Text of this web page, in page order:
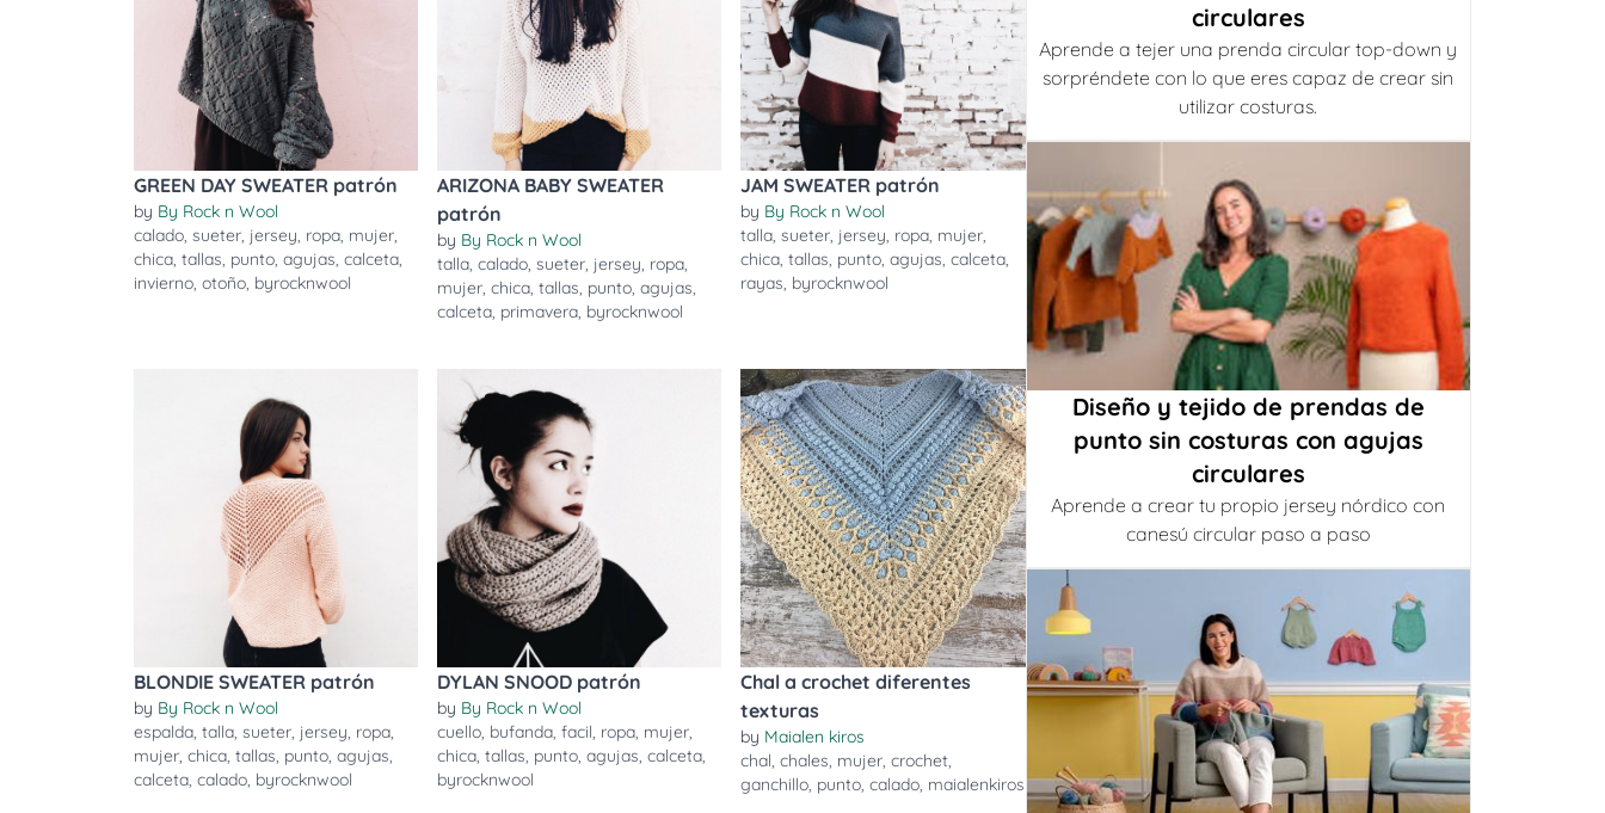
GREEN DAY SWEATER patrón
by By Rock n Wool
calado, sueter, jersey, ropa, mujer,
chica, tallas, punto, agujas, calceta,
invierno, otoño, byrocknwool
ARIZONA BABY SWEATER
patrón
by By Rock n Wool
talla,calado,sueter, jersey, ropa,
mujer,chica,tallas, punto,agujas,
calceta, primavera, byrocknwool
JAM SWEATER patrón
by By Rock n Wool
talla,sueter, jersey, ropa, mujer,
chica,tallas, punto,agujas,calceta,
rayas, byrocknwool
BLONDIE SWEATER patrón
by By Rock n Wool
espalda, talla, sueter, jersey, ropa,
mujer, chica, tallas, punto, agujas,
calceta, calado, byrocknwool
DYLAN SNOOD patrón
by By Rock n Wool
cuello, bufanda,facil, ropa, mujer,
chica,tallas, punto,agujas,calceta,
byrocknwool
Chal a crochet diferentes
texturas
by Maialen kiros
chal,chales, mujer,crochet,
ganchillo, punto,calado, maialenkiros
circulares
Aprende a tejer una prenda circular top-down y
sorpréndete con lo que eres capaz de crear sin
utilizar costuras.
Diseño y tejido de prendas de
punto sin costuras con agujas
circulares
Aprende a crear tu propio jersey nórdico con
canesú circular paso a paso